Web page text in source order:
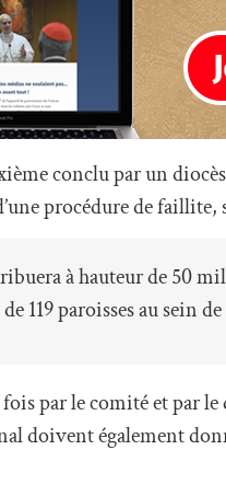
conclu par un
procédure de
à hauteur de 50
119 paroisses au sein
par le comité et par
doivent également